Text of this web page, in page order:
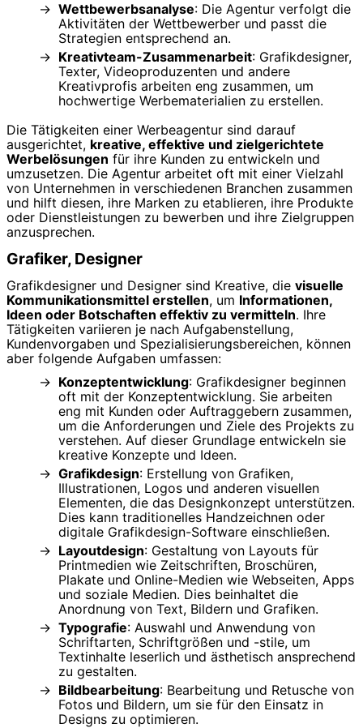
Wettbewerbsanalyse: Die Agentur verfolgt die
Aktivitäten der Wettbewerber und passt die
Strategien entsprechend an.
Kreativteam-Zusammenarbeit: Grafikdesigner,
Texter, Videoproduzenten und andere
Kreativprofis arbeiten eng zusammen, um
hochwertige Werbematerialien zu erstellen.
Die Tätigkeiten einer Werbeagentur sind darauf
ausgerichtet, kreative, effektive und zielgerichtete
Werbelösungen für ihre Kunden zu entwickeln und
umzusetzen. Die Agentur arbeitet oft mit einer Vielzahl
von Unternehmen in verschiedenen Branchen zusammen
und hilft diesen, ihre Marken zu etablieren, ihre Produkte
oder Dienstleistungen zu bewerben und ihre Zielgruppen
anzusprechen.
Grafiker, Designer
Grafikdesigner und Designer sind Kreative, die visuelle
Kommunikationsmittel erstellen, um Informationen,
Ideen oder Botschaften effektiv zu vermitteln. Ihre
Tätigkeiten variieren je nach Aufgabenstellung,
Kundenvorgaben und Spezialisierungsbereichen, können
aber folgende Aufgaben umfassen:
Konzeptentwicklung: Grafikdesigner beginnen
oft mit der Konzeptentwicklung. Sie arbeiten
eng mit Kunden oder Auftraggebern zusammen,
um die Anforderungen und Ziele des Projekts zu
verstehen. Auf dieser Grundlage entwickeln sie
kreative Konzepte und Ideen.
Grafikdesign: Erstellung von Grafiken,
Illustrationen, Logos und anderen visuellen
Elementen, die das Designkonzept unterstützen.
Dies kann traditionelles Handzeichnen oder
digitale Grafikdesign-Software einschließen.
Layoutdesign: Gestaltung von Layouts für
Printmedien wie Zeitschriften, Broschüren,
Plakate und Online-Medien wie Webseiten, Apps
und soziale Medien. Dies beinhaltet die
Anordnung von Text, Bildern und Grafiken.
Typografie: Auswahl und Anwendung von
Schriftarten, Schriftgrößen und -stile, um
Textinhalte leserlich und ästhetisch ansprechend
zu gestalten.
Bildbearbeitung: Bearbeitung und Retusche von
Fotos und Bildern, um sie für den Einsatz in
Designs zu optimieren.